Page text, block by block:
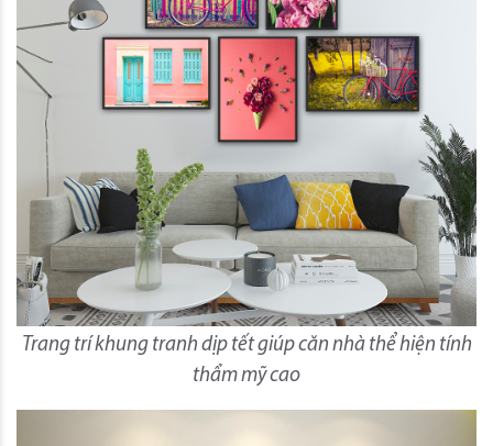
Trang trí khung tranh dịp tết giúp căn nhà thể hiện tính
thẩm mỹ cao